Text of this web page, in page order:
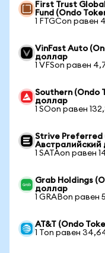
First Trust
Fund (Ondo
1 FTGCon равен
VinFast Auto
доллар
1 VFSon равен
Southern (Ondo
доллар
1 SOon равен
Strive Preferred
Австралийский
1 SATAon равен
Grab Holdings
доллар
1 GRABon равен
AT&T (Ondo
1 Ton равен